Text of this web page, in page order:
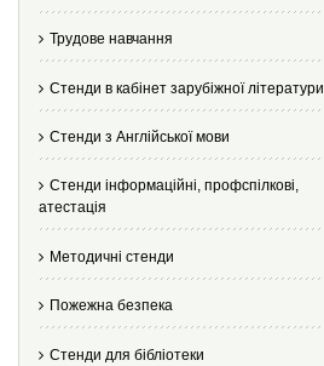
Трудове навчання
Стенди в кабінет зарубіжної літератури
Стенди з Англійської мови
Стенди інформаційні, профспілкові,
атестація
Методичні стенди
Пожежна безпека
Стенди для бібліотеки